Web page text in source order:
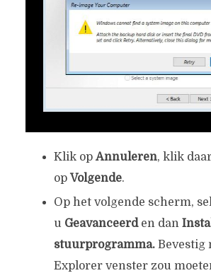
Klik op Annuleren, klik
op Volgende.
Op het volgende scherm,
u Geavanceerden dan
stuurprogramma.Bevestig
Explorer venster zou